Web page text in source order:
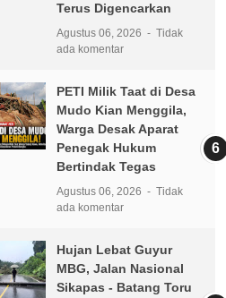
Terus Digencarkan
Agustus 06, 2026
Tidak
ada komentar
PETI Milik Taat di Desa
Mudo Kian Menggila,
Warga Desak Aparat
Penegak Hukum
Bertindak Tegas
Agustus 06, 2026
Tidak
ada komentar
Hujan Lebat Guyur
MBG, Jalan Nasional
Sikapas - Batang Toru